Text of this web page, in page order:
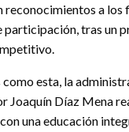
reconocimientos a los
participación, tras un
como esta, la
Joaquín Díaz Mena
una educación